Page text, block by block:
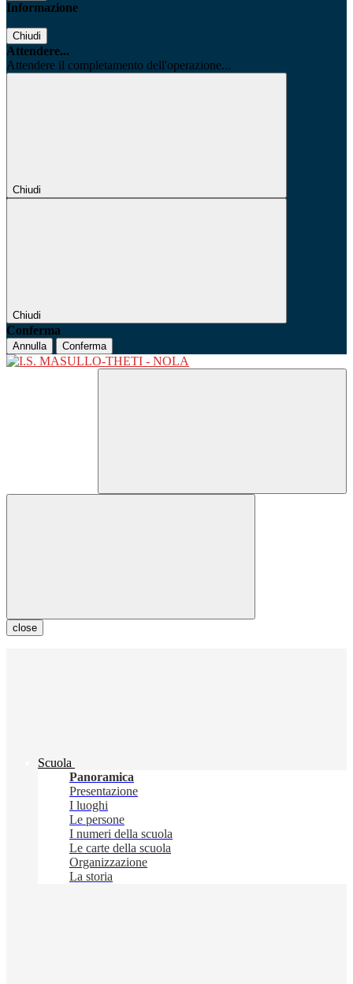
Informazione
Chiudi
Attendere...
Attendere il completamento dell'operazione...
Chiudi
Chiudi
Conferma
Annulla Conferma
close
Scuola
Panoramica
Presentazione
I luoghi
Le persone
I numeri della scuola
Le carte della scuola
Organizzazione
La storia